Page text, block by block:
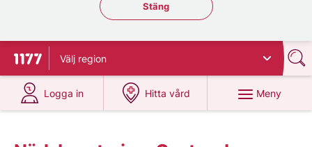
Stäng regionsväljaren
Stäng
Till startsidan för 1177
Välj region
Logga in
på 1177.se
Hitta vård
på 1177.se
Meny